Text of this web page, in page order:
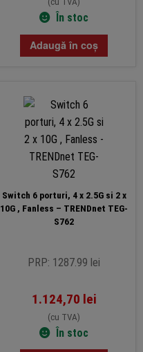
În stoc
Adaugă în coș
Switch 6 porturi, 4 x 2.5G si 2 x
10G , Fanless – TRENDnet TEG-
S762
PRP: 1287.99 lei
1.124,70 lei
(cu TVA)
În stoc